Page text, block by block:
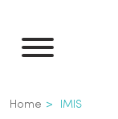
naar
inhoud
Kruimelpad
Home IMIS